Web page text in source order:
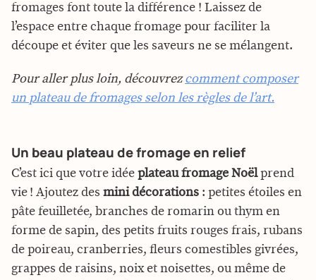
fromages font toute la différence ! Laissez de
l’espace entre chaque fromage pour faciliter la
découpe et éviter que les saveurs ne se mélangent.
Pour aller plus loin, découvrezcomment composer
un plateau de fromages selon les règles de l’art.
Un beau plateau de fromage en relief
C’est ici que votre idée plateau fromage Noëlprend
vie ! Ajoutez des mini décorations : petites étoiles en
pâte feuilletée, branches de romarin ou thym en
forme de sapin, des petits fruits rouges frais, rubans
de poireau, cranberries, fleurs comestibles givrées,
grappes de raisins, noix et noisettes, ou même de